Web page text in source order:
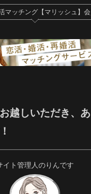
マッチング【マリッシュ】
越しいただき、
イト管理人のりんです